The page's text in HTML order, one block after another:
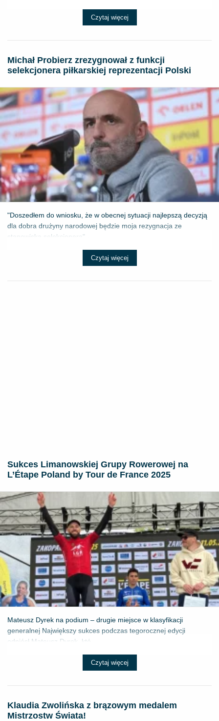
Czytaj więcej
Michał Probierz zrezygnował z funkcji
selekcjonera piłkarskiej reprezentacji Polski
"Doszedłem do wniosku, że w obecnej sytuacji najlepszą decyzją
dla dobra drużyny narodowej będzie moja rezygnacja ze
stanowiska selekcjonera" - ...
Czytaj więcej
Sukces Limanowskiej Grupy Rowerowej na
L’Étape Poland by Tour de France 2025
Mateusz Dyrek na podium – drugie miejsce w klasyfikacji
generalnej Największy sukces podczas tegorocznej edycji
odniósł Mateusz Dyrek, któ...
Czytaj więcej
Klaudia Zwolińska z brązowym medalem
Mistrzostw Świata!